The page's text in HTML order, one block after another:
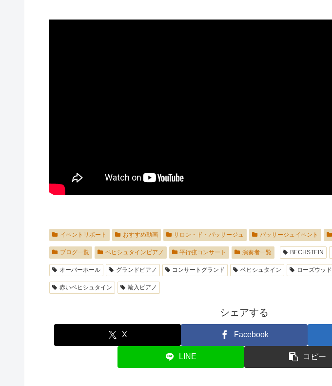
イベントリポート おすすめ動画 サロン・ド・パッサージュ パッサージュイベント
ブログ一覧 ベヒシュタインピアノ 平行弦コンサート 演奏者一覧 BECHSTEIN
オーバーホール グランドピアノ コンサートグランド ベヒシュタイン ローズウッド
赤いベヒシュタイン 輸入ピアノ
シェアする
X Facebook
LINE コピー